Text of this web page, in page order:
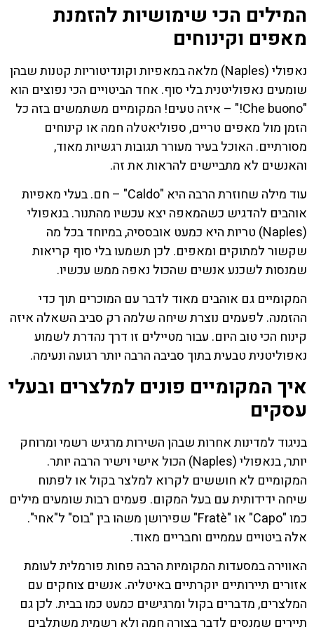
המילים הכי שימושיות להזמנת
מאפים וקינוחים
נאפולי (Naples) מלאה במאפיות וקונדיטוריות קטנות שבהן
שומעים נאפוליטנית בלי סוף. אחד הביטויים הכי נפוצים הוא
"Che buono!" – איזה טעים! המקומיים משתמשים בזה כל
הזמן מול מאפים טריים, ספוליאטלה חמה או קינוחים
מסורתיים. האוכל בעיר מעורר תגובות רגשיות מאוד,
והאנשים לא מתביישים להראות את זה.
עוד מילה שחוזרת הרבה היא "Caldo" – חם. בעלי מאפיות
אוהבים להדגיש כשהמאפה יצא עכשיו מהתנור. בנאפולי
(Naples) טריות היא כמעט אובססיה, במיוחד בכל מה
שקשור למתוקים ומאפים. לכן תשמעו בלי סוף קריאות
שמנסות לשכנע אנשים שהכול נאפה ממש עכשיו.
המקומיים גם אוהבים מאוד לדבר עם המוכרים תוך כדי
ההזמנה. לפעמים נוצרת שיחה שלמה רק סביב השאלה איזה
קינוח הכי טוב היום. עבור מטיילים זו דרך נהדרת לשמוע
נאפוליטנית טבעית בתוך סביבה הרבה יותר רגועה ונעימה.
איך המקומיים פונים למלצרים ובעלי
עסקים
בניגוד למדינות אחרות שבהן השירות מרגיש רשמי ומרוחק
יותר, בנאפולי (Naples) הכול אישי וישיר הרבה יותר.
המקומיים לא חוששים לקרוא למלצר בקול או לפתוח
שיחה ידידותית עם בעל המקום. פעמים רבות שומעים מילים
כמו "Capo" או "Fratè" שפירושן משהו בין "בוס" ל"אחי".
אלה ביטויים עממיים וחבריים מאוד.
האווירה במסעדות המקומיות הרבה פחות פורמלית לעומת
אזורים תיירותיים יוקרתיים באיטליה. אנשים צוחקים עם
המלצרים, מדברים בקול ומרגישים כמעט כמו בבית. לכן גם
תיירים שמנסים לדבר בצורה חמה ולא רשמית משתלבים